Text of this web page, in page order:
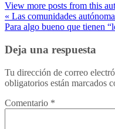
View more posts from this
« Las comunidades
Para algo bueno que tienen
Deja una respuesta
Tu dirección de correo
obligatorios están marcados
Comentario *